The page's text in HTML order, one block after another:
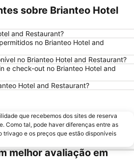
Lampugnano Metro Station
Cadorna – Triennale Metro Station
Porta Garibaldi
Galeria Vittorio Emanuele II
Museo del Duomo di Milano
Boccaleone
Bicocca
San Siro Ippodromo Metro Station
sobre Brianteo Hotel
and Restaurant?
no Brianteo Hotel and
no Brianteo Hotel and Restaurant?
e check-out no Brianteo Hotel and
Hotel and Restaurant?
que recebemos dos sites de reserva
Como tal, pode haver diferenças entre as
trivago e os preços que estão disponíveis
melhor avaliação em